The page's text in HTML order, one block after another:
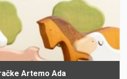
Artemo Ada